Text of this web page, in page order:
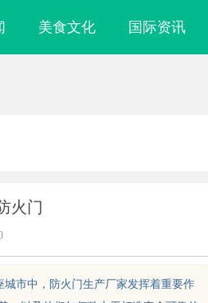
美食文化 国际资讯
火门
市中，防火门生产厂家发挥着重要作